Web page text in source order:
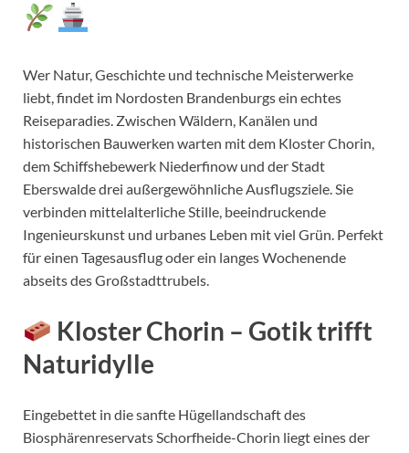
Wer Natur, Geschichte und technische Meisterwerke
liebt, findet im Nordosten Brandenburgs ein echtes
Reiseparadies. Zwischen Wäldern, Kanälen und
historischen Bauwerken warten mit dem Kloster Chorin,
dem Schiffshebewerk Niederfinow und der Stadt
Eberswalde drei außergewöhnliche Ausflugsziele. Sie
verbinden mittelalterliche Stille, beeindruckende
Ingenieurskunst und urbanes Leben mit viel Grün. Perfekt
für einen Tagesausflug oder ein langes Wochenende
abseits des Großstadttrubels.
Kloster Chorin – Gotik trifft
Naturidylle
Eingebettet in die sanfte Hügellandschaft des
Biosphärenreservats Schorfheide-Chorin liegt eines der